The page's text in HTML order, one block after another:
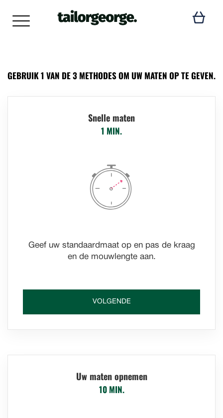
GEBRUIK 1 VAN DE 3 METHODES OM UW MATEN OP TE GEVEN.
Snelle maten
1 MIN.
Geef uw standaardmaat op en pas de kraag
en de mouwlengte aan.
VOLGENDE
Uw maten opnemen
10 MIN.